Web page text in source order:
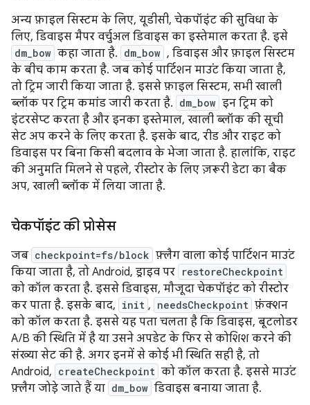
अन्य फ़ाइल सिस्टम के लिए, यूडीसी, चेकपॉइंट की सुविधा के
लिए, डिवाइस मैपर वर्चुअल डिवाइस का इस्तेमाल करता है. इसे
dm_bow कहा जाता है. dm_bow , डिवाइस और फ़ाइल सिस्टम
के बीच काम करता है. जब कोई पार्टिशन माउंट किया जाता है,
तो ट्रिम जारी किया जाता है. इससे फ़ाइल सिस्टम, सभी खाली
ब्लॉक पर ट्रिम कमांड जारी करता है. dm_bow इन ट्रिम को
इंटरसेप्ट करता है और इनका इस्तेमाल, खाली ब्लॉक की सूची
सेट अप करने के लिए करता है. इसके बाद, रीड और राइट को
डिवाइस पर बिना किसी बदलाव के भेजा जाता है. हालांकि, राइट
की अनुमति मिलने से पहले, रीस्टोर के लिए ज़रूरी डेटा का बैक
अप, खाली ब्लॉक में लिया जाता है.
चेकपॉइंट की प्रोसेस
जब checkpoint=fs/block फ़्लैग वाला कोई पार्टिशन माउंट
किया जाता है, तो Android, ड्राइव पर restoreCheckpoint
को कॉल करता है. इससे डिवाइस, मौजूदा चेकपॉइंट को रीस्टोर
कर पाता है. इसके बाद, init , needsCheckpoint फ़ंक्शन
को कॉल करता है. इससे यह पता चलता है कि डिवाइस, बूटलोडर
A/B की स्थिति में है या उसने अपडेट के फिर से कोशिश करने की
संख्या सेट की है. अगर इनमें से कोई भी स्थिति सही है, तो
Android, createCheckpoint को कॉल करता है. इससे माउंट
फ़्लैग जोड़े जाते हैं या dm_bow डिवाइस बनाया जाता है.